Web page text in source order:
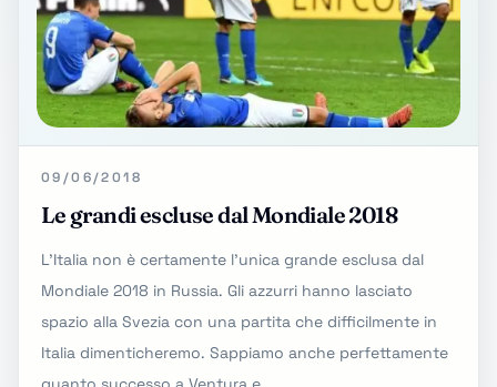
09/06/2018
Le grandi escluse dal Mondiale 2018
L'Italia non è certamente l'unica grande esclusa dal
Mondiale 2018 in Russia. Gli azzurri hanno lasciato
spazio alla Svezia con una partita che difficilmente in
Italia dimenticheremo. Sappiamo anche perfettamente